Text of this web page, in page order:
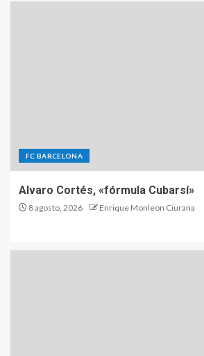
FC BARCELONA
Alvaro Cortés, «fórmula Cubarsí»
8 agosto, 2026 Enrique Monleon Ciurana